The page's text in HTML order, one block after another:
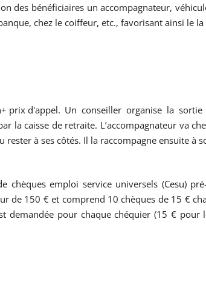
des bénéficiaires un accompagnateur,
chez le coiffeur, etc., favorisant ainsi le
. Un conseiller organise la sortie
la caisse de retraite. L’accompagnateur va
rester à ses côtés. Il la raccompagne ensuite à
chèques emploi service universels (Cesu)
de 150 € et comprend 10 chèques de 15 €
demandée pour chaque chéquier (15 €